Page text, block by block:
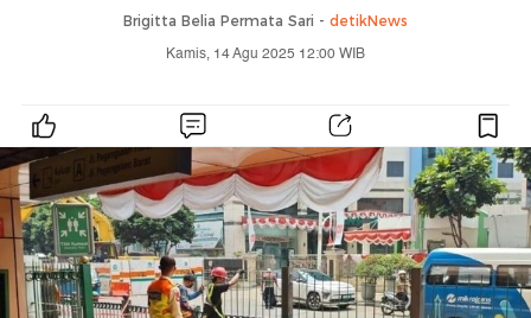
Brigitta Belia Permata Sari - detikNews
Kamis, 14 Agu 2025 12:00 WIB